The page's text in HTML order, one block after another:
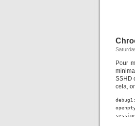
Pour
SSHD
cela,